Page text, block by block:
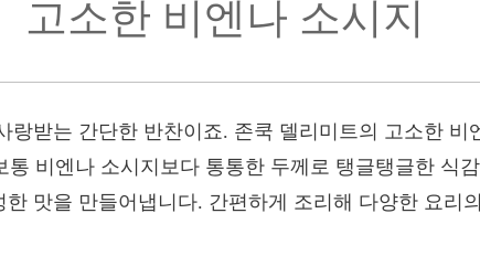
고소한 비엔나 소시지
랑받는 간단한 반찬이죠. 존쿡 델리미트의 고소한 비
비엔나 소시지보다 통통한 두께로 탱글탱글한 식
맛을 만들어냅니다. 간편하게 조리해 다양한 요리